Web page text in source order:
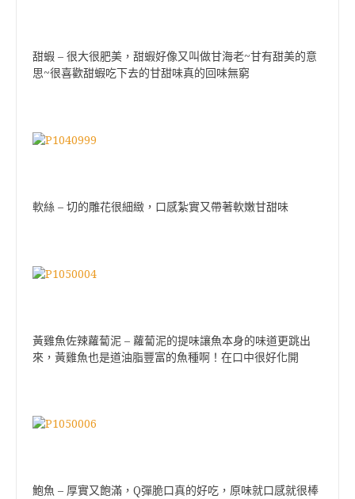
甜蝦 – 很大很肥美，甜蝦好像又叫做甘海老~甘有甜美的意
思~很喜歡甜蝦吃下去的甘甜味真的回味無窮
軟絲 – 切的雕花很細緻，口感紮實又帶著軟嫩甘甜味
黃雞魚佐辣蘿蔔泥 – 蘿蔔泥的提味讓魚本身的味道更跳出
來，黃雞魚也是道油脂豐富的魚種啊！在口中很好化開
鮑魚 – 厚實又飽滿， Q彈脆口真的好吃，原味就口感就很棒